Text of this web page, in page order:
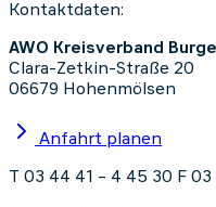
Kontaktdaten:
AWO Kreisverband
Clara-Zetkin-Straße 20
06679 Hohenmölsen
Anfahrt planen
T 03 44 41 – 4 45 30 F